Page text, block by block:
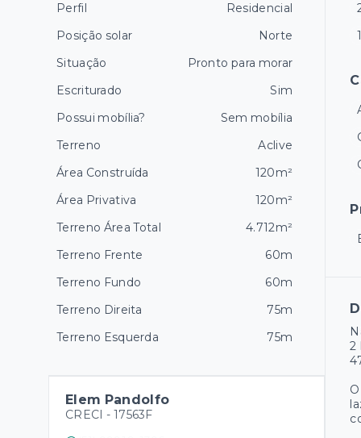
2
Perfil
Residencial
Posição solar
Norte
Situação
Pronto para morar
Escriturado
Sim
Possui mobília?
Sem mobília
Terreno
Aclive
Área Construída
120m²
Área Privativa
120m²
Terreno Área Total
4.712m²
Terreno Frente
60m
Terreno Fundo
60m
Terreno Direita
75m
Terreno Esquerda
75m
Elem Pandolfo
CRECI - 17563F